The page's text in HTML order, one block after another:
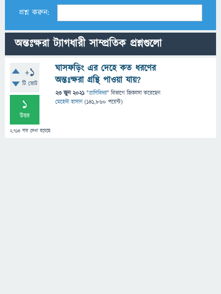
প্রশ্ন করুন:
অন্তঃক্ষরা ট্যাগধারী সাম্প্রতিক প্রশ্নগুলো
+1
টি ভোট
1
উত্তর
2,714 বার দেখা হয়েছে
ঘাসফড়িং এর দেহে কত ধরণের
অন্তঃক্ষরা গ্রন্থি পাওয়া যায়?
23 জুন 2021 "প্রাণিবিদ্যা" বিভাগে জিজ্ঞাসাকরেছেন
মেহেদী হাসান (141,860 পয়েন্ট)